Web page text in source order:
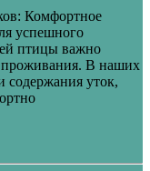
Комфортное
успешного
птицы важно
проживания. В наших
содержания уток,